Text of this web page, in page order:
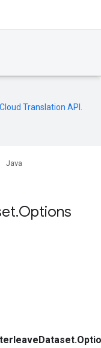
Cloud Translation API
Java
.Options